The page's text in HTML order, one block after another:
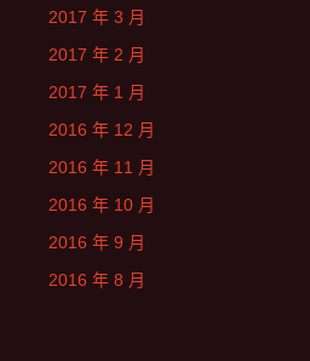
2017 年 3 月
2017 年 2 月
2017 年 1 月
2016 年 12 月
2016 年 11 月
2016 年 10 月
2016 年 9 月
2016 年 8 月